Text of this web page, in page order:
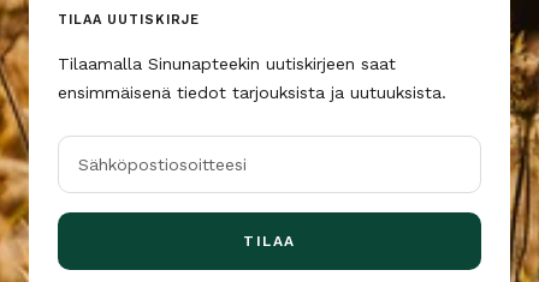
TILAA UUTISKIRJE
Tilaamalla Sinunapteekin uutiskirjeen saat
ensimmäisenä tiedot tarjouksista ja uutuuksista.
Sähköpostiosoitteesi
TILAA